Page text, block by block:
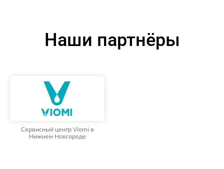
Наши партнёры
Сервисный центр Viomi в
Нижнем Новгороде